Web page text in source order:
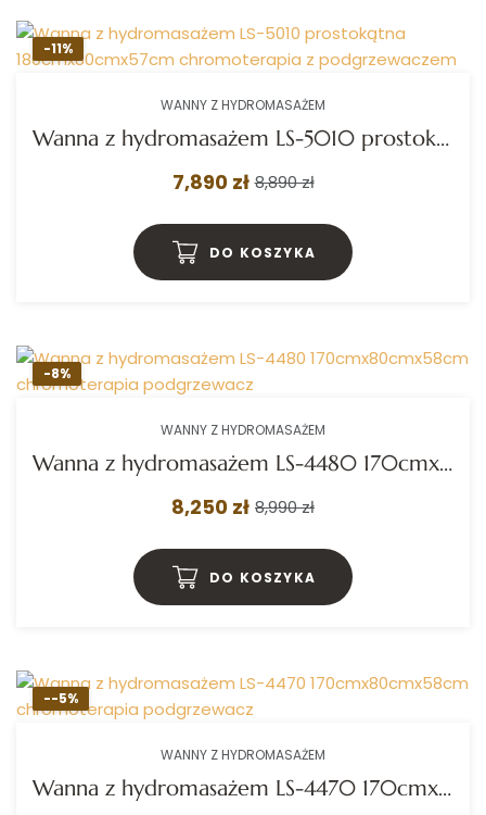
-11%
WANNY Z HYDROMASAŻEM
Wanna z hydromasażem LS-5010 prostokątna 180cmx80cmx57cm chromoterapia z podgrzewaczem
7,890 zł 8,890 zł
DO KOSZYKA
-8%
WANNY Z HYDROMASAŻEM
Wanna z hydromasażem LS-4480 170cmx80cmx58cm chromoterapia podgrzewacz
8,250 zł 8,990 zł
DO KOSZYKA
--5%
WANNY Z HYDROMASAŻEM
Wanna z hydromasażem LS-4470 170cmx80cmx58cm chromoterapia podgrzewacz